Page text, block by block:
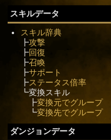
スキルデータ
スキル辞典
┣攻撃
┣回復
┣召喚
┣サポート
┣ステータス倍率
┗変換スキル
┣変換元でグループ
┗変換先でグループ
ダンジョンデータ